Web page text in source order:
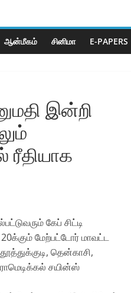
ஆன்மீகம் சினிமா E-PAPERS
இன்றி
ரீதியாக
கேப் சிட்டி
மேற்பட்டோர் மாவட்ட
தென்காசி,
சயின்ஸ்